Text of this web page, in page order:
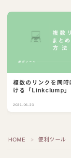
複数のリンクを同時
ける「Linkclump」
2021.06.23
HOME ＞ 便利ツール